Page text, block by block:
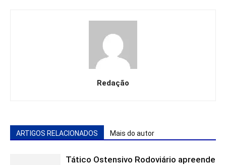
Redação
ARTIGOS RELACIONADOS Mais do autor
Tático Ostensivo Rodoviário apreende